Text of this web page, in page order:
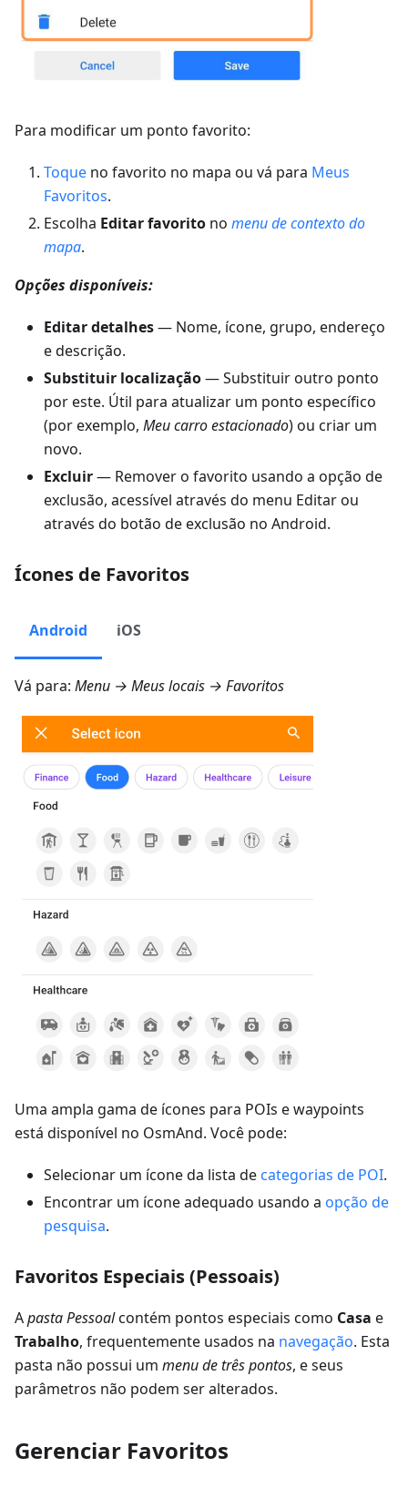
Para modificar um ponto favorito:
Toque no favorito no mapa ou vá para Meus
Favoritos.
Escolha Editar favorito no menu de contexto do
mapa.
Opções disponíveis:
Editar detalhes— Nome, ícone, grupo, endereço
e descrição.
Substituir localização— Substituir outro ponto
por este. Útil para atualizar um ponto específico
(por exemplo, Meu carro estacionado) ou criar um
novo.
Excluir— Remover o favorito usando a opção de
exclusão, acessível através do menu Editar ou
através do botão de exclusão no Android.
Ícones de Favoritos
Android iOS
Vá para: Menu → Meus locais → Favoritos
Uma ampla gama de ícones para POIs e waypoints
está disponível no OsmAnd. Você pode:
Selecionar um ícone da lista de categorias de POI.
Encontrar um ícone adequado usando a opção de
pesquisa.
Favoritos Especiais (Pessoais)
Apasta Pessoalcontém pontos especiais como Casa e
Trabalho, frequentemente usados na navegação. Esta
pasta não possui um menu de três pontos, e seus
parâmetros não podem ser alterados.
Gerenciar Favoritos